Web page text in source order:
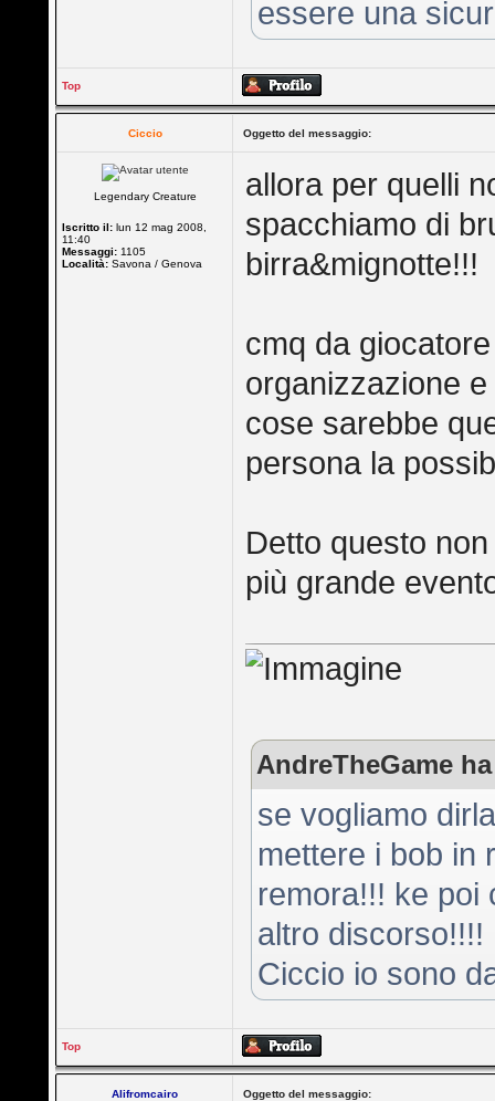
essere una
Top
Ciccio Oggetto del messaggio:
Legendary Creature
Iscritto il: lun 12 mag 2008,
11:40
Messaggi: 1105
Località: Savona / Genova
allora per quelli
spacchiamo di
birra&mignotte!!!
cmq da
organizzazione
cose sarebbe
persona la
Detto questo
più grande
AndreTheGame
se vogliamo
mettere i bob in
remora!!! ke poi
altro discorso!!!!
Ciccio io sono
Top
Alifromcairo Oggetto del messaggio: